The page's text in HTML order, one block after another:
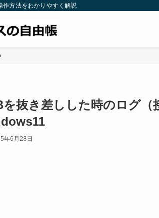
方法をわかりやすく解説
を抜き差しした時のログ（
年6月28日